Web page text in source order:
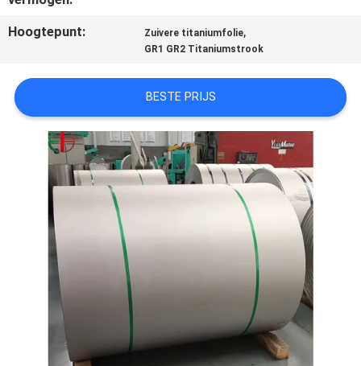
SITEMAP
PRIVACYBELEID
Hoogtepunt: Zuivere titaniumfolie,
GR1 GR2 Titaniumstrook
BESTE PRIJS